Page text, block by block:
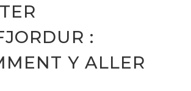
:
Y ALLER